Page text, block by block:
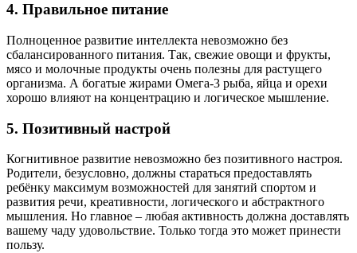
4. Правильное питание
Полноценное развитие интеллекта невозможно без
сбалансированного питания. Так, свежие овощи и фрукты,
мясо и молочные продукты очень полезны для растущего
организма. А богатые жирами Омега-3 рыба, яйца и орехи
хорошо влияют на концентрацию и логическое мышление.
5. Позитивный настрой
Когнитивное развитие невозможно без позитивного настроя.
Родители, безусловно, должны стараться предоставлять
ребёнку максимум возможностей для занятий спортом и
развития речи, креативности, логического и абстрактного
мышления. Но главное – любая активность должна доставлять
вашему чаду удовольствие. Только тогда это может принести
пользу.